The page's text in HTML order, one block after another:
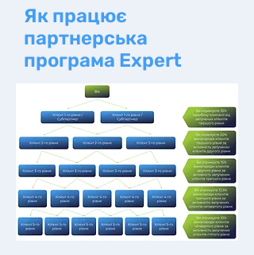
Як працює
партнерська
програма Expert